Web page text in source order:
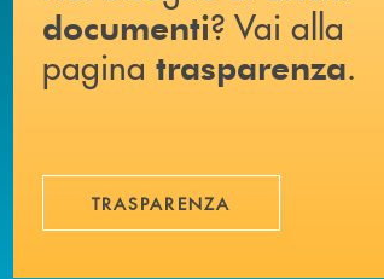
documenti? Vai alla
pagina trasparenza.
TRASPARENZA